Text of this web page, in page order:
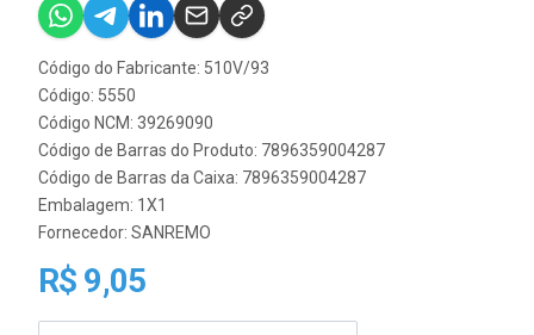
Código do Fabricante: 510V/93
Código: 5550
Código NCM: 39269090
Código de Barras do Produto: 7896359004287
Código de Barras da Caixa: 7896359004287
Embalagem: 1X1
Fornecedor: SANREMO
R$ 9,05